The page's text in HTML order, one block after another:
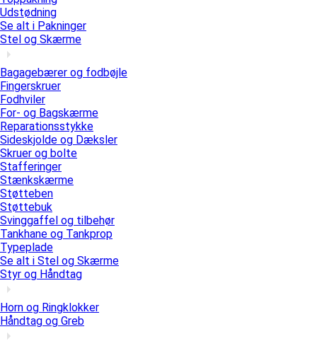
Udstødning
Se alt i Pakninger
Stel og Skærme
Bagagebærer og fodbøjle
Fingerskruer
Fodhviler
For- og Bagskærme
Reparationsstykke
Sideskjolde og Dæksler
Skruer og bolte
Stafferinger
Stænkskærme
Støtteben
Støttebuk
Svinggaffel og tilbehør
Tankhane og Tankprop
Typeplade
Se alt i Stel og Skærme
Styr og Håndtag
Horn og Ringklokker
Håndtag og Greb